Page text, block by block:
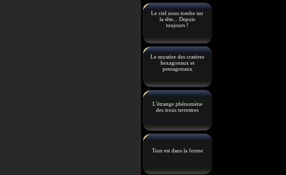
Le ciel nous tombe sur
la tête... Depuis
toujours !
Le mystère des cratères
hexagonaux et
pentagonaux
L'étrange phénomène
des trous terrestres
Tout est dans la forme